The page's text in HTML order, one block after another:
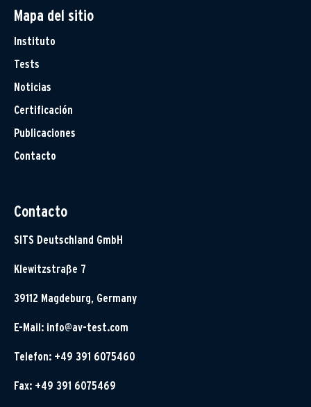
Mapa del sitio
Instituto
Tests
Noticias
Certificación
Publicaciones
Contacto
Contacto
SITS Deutschland GmbH
Klewitzstraße 7
39112 Magdeburg, Germany
E-Mail: info@av-test.com
Telefon: +49 391 6075460
Fax: +49 391 6075469